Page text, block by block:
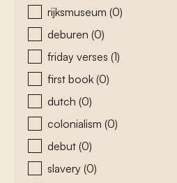
rijksmuseum (0)
deburen (0)
friday verses (1)
first book (0)
dutch (0)
colonialism (0)
debut (0)
slavery (0)